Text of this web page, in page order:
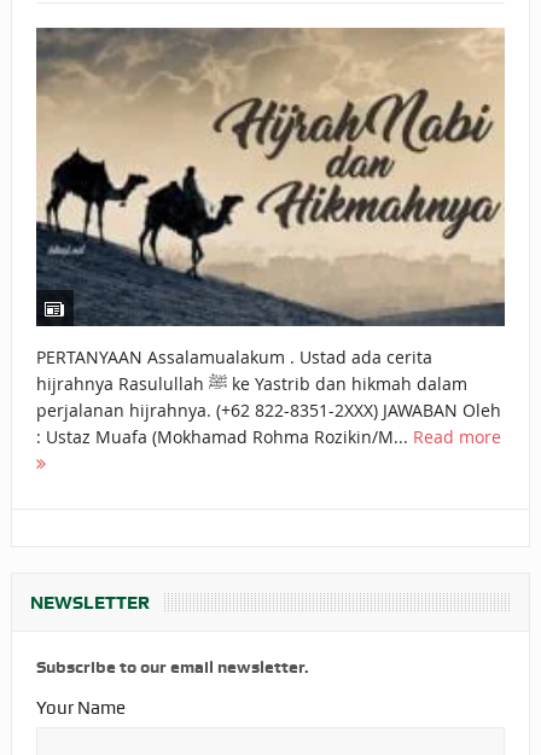
BAGAIMANA CARA MEMBAYAR ZAKAT UANG?
UANG HARAM BISA MENJADI HALAL JIKA SEBAB
KEPEMILIKANNYA BERUBAH
ISTIDLAL BATIL VS ISTIDLAL SYAR’I
BAHASA CINTA KARENA ALLAH
HUKUM MEMBAYAR ZAKAT DENGAN CARA MENGANGSUR
HUKUM MEMBAYAR ZAKAT KEPADA KERABAT SENDIRI
PERTANYAAN Assalamualakum . Ustad ada cerita
hijrahnya Rasulullah ﷺ ke Yastrib dan hikmah dalam
perjalanan hijrahnya. (+62 822-8351-2XXX) JAWABAN Oleh
: Ustaz Muafa (Mokhamad Rohma Rozikin/M... Read more
NEWSLETTER
Subscribe to our email newsletter.
Your Name